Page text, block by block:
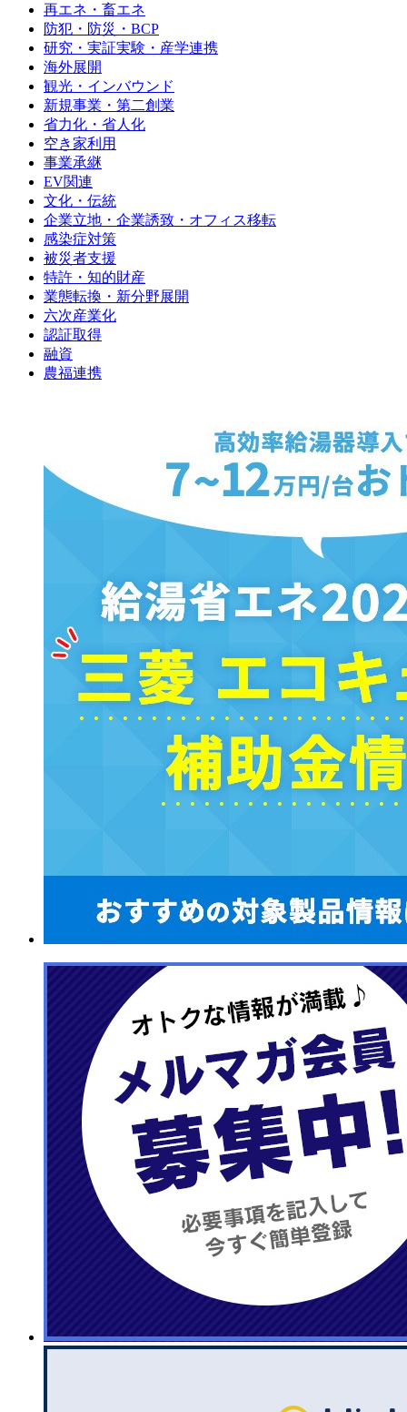
再エネ・畜エネ
防犯・防災・BCP
研究・実証実験・産学連携
海外展開
観光・インバウンド
新規事業・第二創業
省力化・省人化
空き家利用
事業承継
EV関連
文化・伝統
企業立地・企業誘致・オフィス移転
感染症対策
被災者支援
特許・知的財産
業態転換・新分野展開
六次産業化
認証取得
融資
農福連携